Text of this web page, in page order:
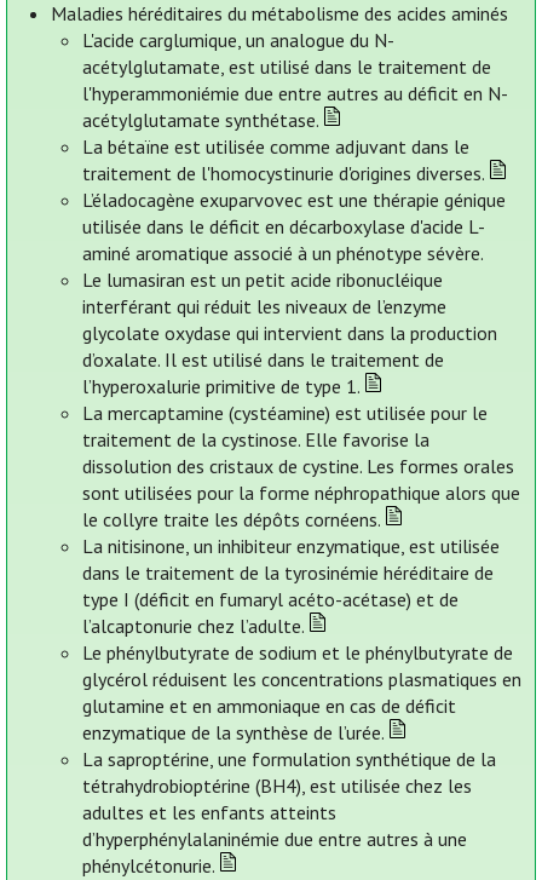
Maladies héréditaires du métabolisme des acides aminés
L'acide carglumique, un analogue du N-
acétylglutamate, est utilisé dans le traitement de
l'hyperammoniémie due entre autres au déficit en N-
acétylglutamate synthétase.
La bétaïne est utilisée comme adjuvant dans le
traitement de l'homocystinurie d'origines diverses.
L’éladocagène exuparvovec est une thérapie génique
utilisée dans le déficit en décarboxylase d'acide L-
aminé aromatique associé à un phénotype sévère.
Le lumasiran est un petit acide ribonucléique
interférant qui réduit les niveaux de l’enzyme
glycolate oxydase qui intervient dans la production
d’oxalate. Il est utilisé dans le traitement de
l’hyperoxalurie primitive de type 1.
La mercaptamine (cystéamine) est utilisée pour le
traitement de la cystinose. Elle favorise la
dissolution des cristaux de cystine. Les formes orales
sont utilisées pour la forme néphropathique alors que
le collyre traite les dépôts cornéens.
La nitisinone, un inhibiteur enzymatique, est utilisée
dans le traitement de la tyrosinémie héréditaire de
type I (déficit en fumaryl acéto-acétase) et de
l’alcaptonurie chez l’adulte.
Le phénylbutyrate de sodium et le phénylbutyrate de
glycérol réduisent les concentrations plasmatiques en
glutamine et en ammoniaque en cas de déficit
enzymatique de la synthèse de l’urée.
La saproptérine, une formulation synthétique de la
tétrahydrobioptérine (BH4), est utilisée chez les
adultes et les enfants atteints
d’hyperphénylalaninémie due entre autres à une
phénylcétonurie.